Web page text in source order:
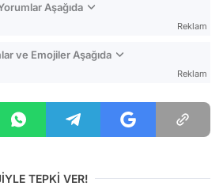
Aşağıda
Reklam
ve Emojiler Aşağıda
Reklam
TEPKİ VER!